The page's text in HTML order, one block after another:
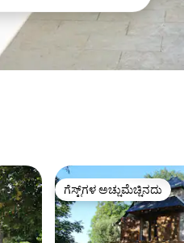
ಗೆಸ್ಟ್‌ಗಳ ಅಚ್ಚುಮೆಚ್ಚಿನದು
ಗೆಸ್ಟ್‌ಗಳ ಅಚ್ಚುಮೆಚ್ಚಿನದು